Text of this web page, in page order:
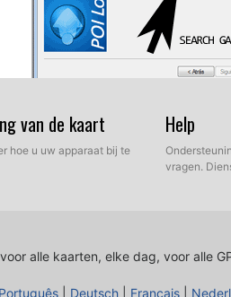
database bevat. Nu kunt u
van de kaart
hoe u uw apparaat bij te
Help
vragen.
alle kaarten, elke dag, voor alle
Português Deutsch Français